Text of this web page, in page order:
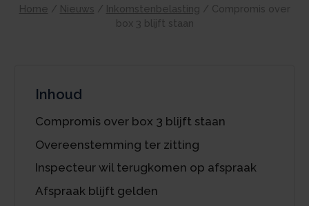
Home / Nieuws / Inkomstenbelasting / Compromis over
box 3 blijft staan
Inhoud
Compromis over box 3 blijft staan
Overeenstemming ter zitting
Inspecteur wil terugkomen op afspraak
Afspraak blijft gelden